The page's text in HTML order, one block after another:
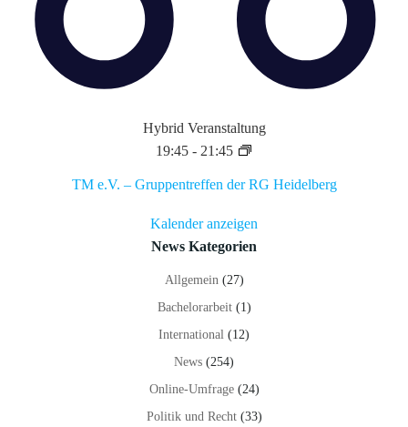
Hybrid Veranstaltung
19:45- 21:45
TM e.V. – Gruppentreffen der RG Heidelberg
Kalender anzeigen
News Kategorien
Allgemein(27)
Bachelorarbeit(1)
International (12)
News (254)
Online-Umfrage(24)
Politik und Recht(33)